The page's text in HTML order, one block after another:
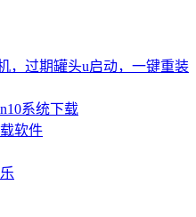
，过期罐头u启动，一键重装
系统下载
软件